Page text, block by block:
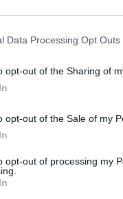
Data Processing Opt Outs
opt-out of the Sharing of
opt-out of the Sale of my
opt-out of processing my
és
hogy belevágjon,
portfolio.hu